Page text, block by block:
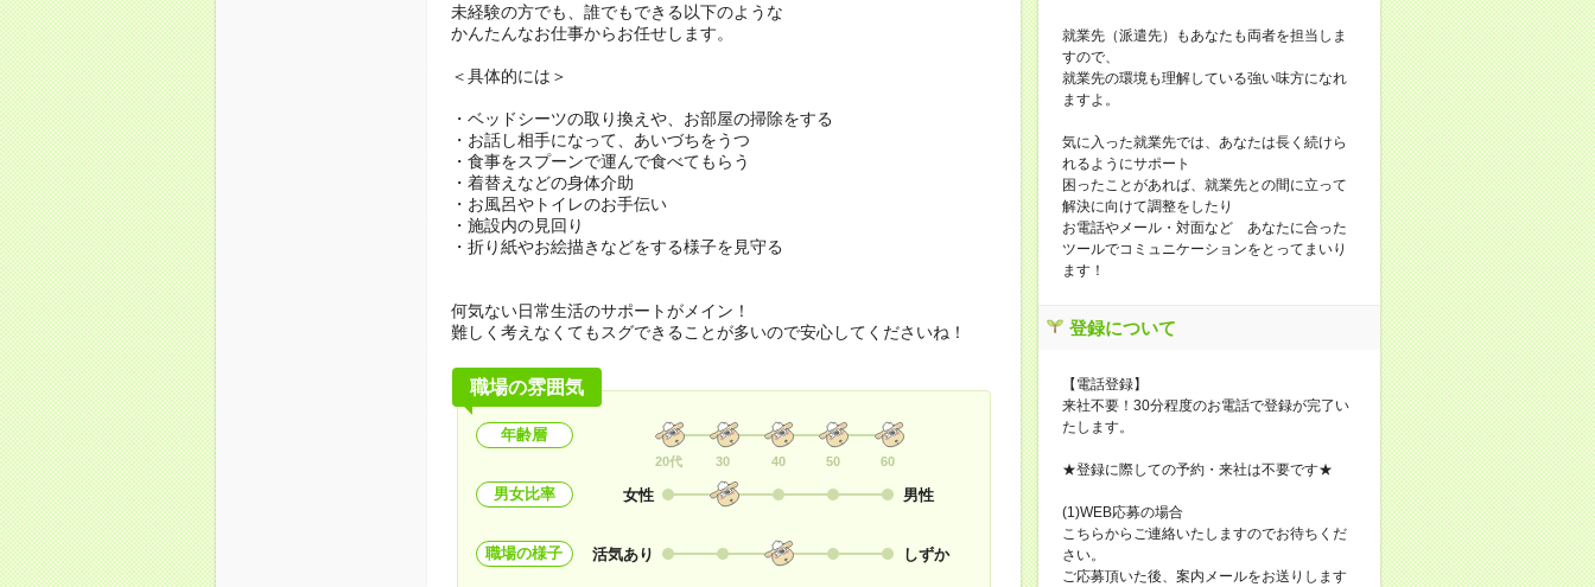
未経験の方でも、誰でもできる以下のような
かんたんなお仕事からお任せします。
＜具体的には＞
・ベッドシーツの取り換えや、お部屋の掃除をする
・お話し相手になって、あいづちをうつ
・食事をスプーンで運んで食べてもらう
・着替えなどの身体介助
・お風呂やトイレのお手伝い
・施設内の見回り
・折り紙やお絵描きなどをする様子を見守る
何気ない日常生活のサポートがメイン！
難しく考えなくてもスグできることが多いので安心してくださいね！
職場の雰囲気
年齢層
20代 30 40 50 60
男女比率 女性 男性
職場の様子 活気あり しずか
就業先（派遣先）もあなたも両者を担当しま
すので、
就業先の環境も理解している強い味方になれ
ますよ。
気に入った就業先では、あなたは長く続けら
れるようにサポート
困ったことがあれば、就業先との間に立って
解決に向けて調整をしたり
お電話やメール・対面など あなたに合った
ツールでコミュニケーションをとってまいり
ます！
登録について
【電話登録】
来社不要！30分程度のお電話で登録が完了い
たします。
★登録に際しての予約・来社は不要です★
(1)WEB応募の場合
こちらからご連絡いたしますのでお待ちくだ
さい。
ご応募頂いた後、案内メールをお送りします